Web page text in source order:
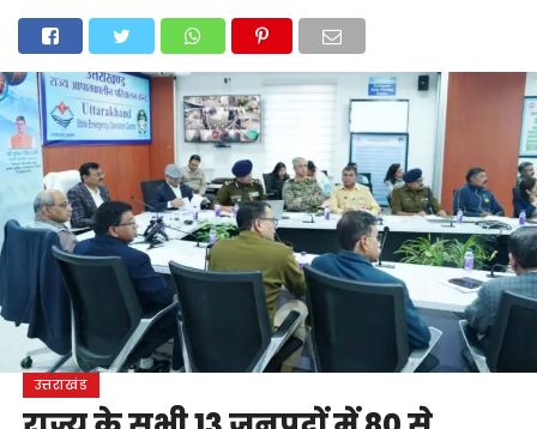
उत्तराखंडअल्मोड़ाउत्तरकाशी उधम सिंह नगरचंपावत चमोलीटिहरी गढ़वाल
देहरादून नैनीतालपिथौरागढ़ पौड़ी गढ़वाल बागेश्वर रुद्रप्रयागहरिद्वार
मनोरंजन
उत्तराखंड